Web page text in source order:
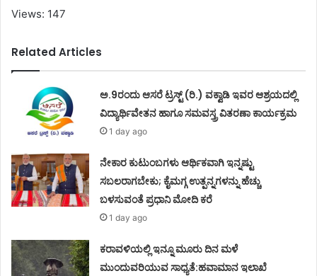
Views: 147
Related Articles
ಅ.9ರಂದು ಆಸರೆ ಟ್ರಸ್ಟ್ (ರಿ.) ವಕ್ವಾಡಿ ಇವರ ಆಶ್ರಯದಲ್ಲಿ
ವಿದ್ಯಾರ್ಥಿವೇತನ ಹಾಗೂ ಸಮವಸ್ತ್ರ ವಿತರಣಾ ಕಾರ್ಯಕ್ರಮ
1 day ago
ನೇಕಾರ ಕುಟುಂಬಗಳು ಆರ್ಥಿಕವಾಗಿ ಇನ್ನಷ್ಟು
ಸಬಲರಾಗಬೇಕು; ಕೈಮಗ್ಗ ಉತ್ಪನ್ನಗಳನ್ನು ಹೆಚ್ಚು
ಬಳಸುವಂತೆ ಪ್ರಧಾನಿ ಮೋದಿ ಕರೆ
1 day ago
ಕರಾವಳಿಯಲ್ಲಿ ಇನ್ನೂ ಮೂರು ದಿನ ಮಳೆ
ಮುಂದುವರಿಯುವ ಸಾಧ್ಯತೆ:ಹವಾಮಾನ ಇಲಾಖೆ